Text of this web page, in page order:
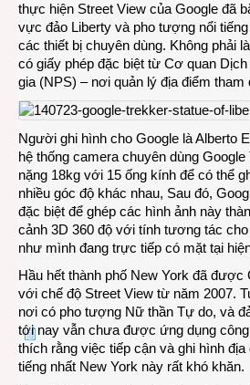
thực hiện Street View của Google đã
vực đảo Liberty và pho tượng nổi
các thiết bị chuyên dùng. Không phải
có giấy phép đặc biệt từ Cơ quan
gia (NPS) – nơi quản lý địa điểm tham
Người ghi hình cho Google là Alberto
hệ thống camera chuyên dùng
nặng 18kg với 15 ống kính để có thể
nhiều góc độ khác nhau, Sau đó,
đặc biệt để ghép các hình ảnh này
cảnh 3D 360 độ với tính tương tác
như mình đang trực tiếp có mặt tại
Hầu hết thành phố New York đã được
với chế độ Street View từ năm 2007.
nơi có pho tượng Nữ thần Tự do, và
tới nay vẫn chưa được ứng dụng
thích rằng việc tiếp cận và ghi hình
tiếng nhất New York này rất khó khăn.